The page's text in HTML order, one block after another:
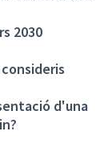
2030
d'una